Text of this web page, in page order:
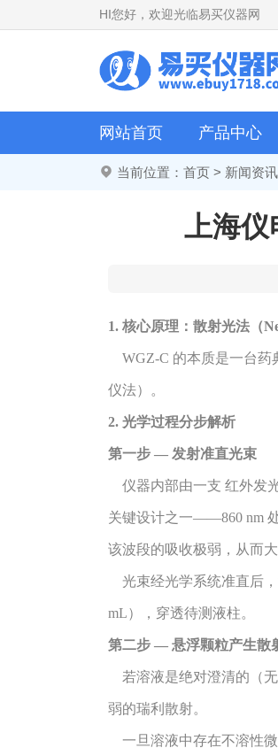
HI您好，欢迎光临易买仪器网
网站首页 产品中心
当前位置： 首页 > 新闻资讯
上海仪
1. 核心原理：散射光法（
WGZ-C 的本质是一台药
仪法）。
2. 光学过程分步解析
第一步 — 发射准直光束
仪器内部由一支 红外发
关键设计之一——860 nm
该波段的吸收极弱，从而
光束经光学系统准直后，
mL），穿透待测液柱。
第二步 — 悬浮颗粒产生散
若溶液是绝对澄清的（
弱的瑞利散射。
一旦溶液中存在不溶性